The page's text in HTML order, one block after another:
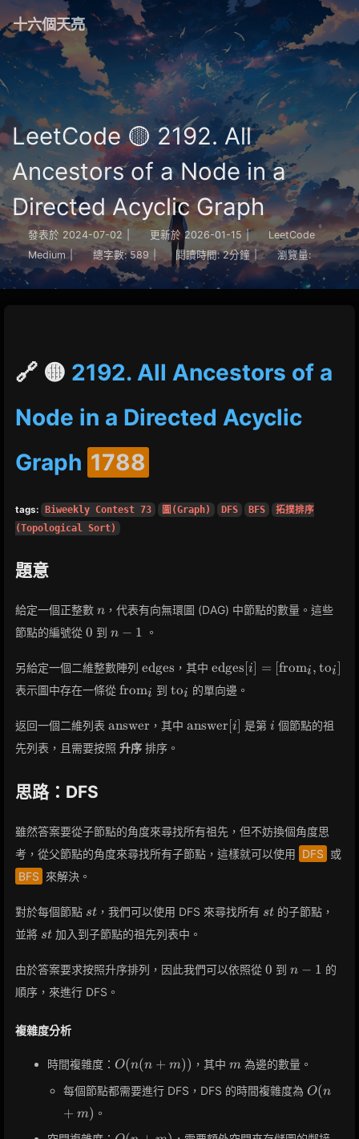
十六個天亮
LeetCode 🟡 2192. All
Ancestors of a Node in a
Directed Acyclic Graph
發表於 2024-07-02 更新於 2026-01-15 |
LeetCode
Medium
總字數: 589 | 閱讀時間: 2分鐘 | 瀏覽量:
🔗 🟡 2192. All Ancestors of a
Node in a Directed Acyclic
Graph 1788
tags: Biweekly Contest 73 圖(Graph) DFS BFS
拓撲排序
(Topological Sort)
題意
給定一個正整數 n
n ，代表有向無環圖 (DAG) 中節點的數量。這些
節點的編號從 0
0 到 n-
n − 1 。
另給定一個二維整數陣列 \text{edges}
edges ，其中 \text{edges}[i]
=
[\text{from}_i,
edges i = [fromi, toi
表示圖中存在一條從 \text{from}_i
fromi 到 \text{to}_i
toi 的單向邊。
返回一個二維列表 \text{answer}
answer ，其中 \text{answer}
answer i 是第 i
i 個節點的祖
先列表，且需要按照 升序 排序。
思路：DFS
雖然答案要從子節點的角度來尋找所有祖先，但不妨換個角度思
考，從父節點的角度來尋找所有子節點，這樣就可以使用
DFS 或
BFS 來解決。
對於每個節點 st
st ，我們可以使用 DFS 來尋找所有 st
st 的子節點，
並將 st
st 加入到子節點的祖先列表中。
由於答案要求按照升序排列，因此我們可以依照從 0
0 到 n-
n − 1 的
順序，來進行 DFS。
複雜度分析
時間複雜度： O(n(n
O(n(n + m)) ，其中 m
m為邊的數量。
每個節點都需要進行 DFS，DFS 的時間複雜度為 O(n
O(n
+ m) 。